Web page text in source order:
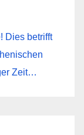
Dies betrifft
Zeit…